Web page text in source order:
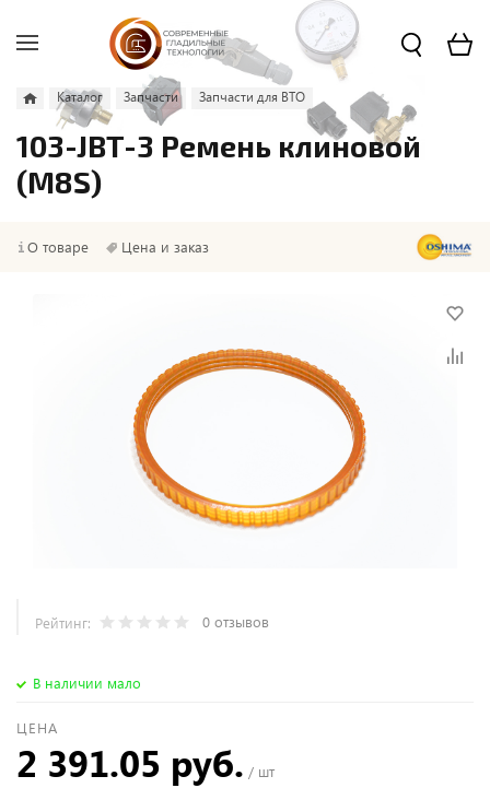
Каталог Запчасти Запчасти для ВТО
103-JBT-3 Ремень клиновой
(M8S)
О товаре Цена и заказ
Рейтинг: 0 отзывов
В наличии мало
ЦЕНА
2 391.05 руб. / шт